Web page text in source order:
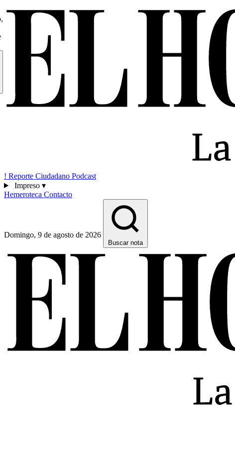
! Reporte Ciudadano Podcast
Impreso ▾
Hemeroteca Contacto
Domingo, 9 de agosto de 2026
Buscar nota